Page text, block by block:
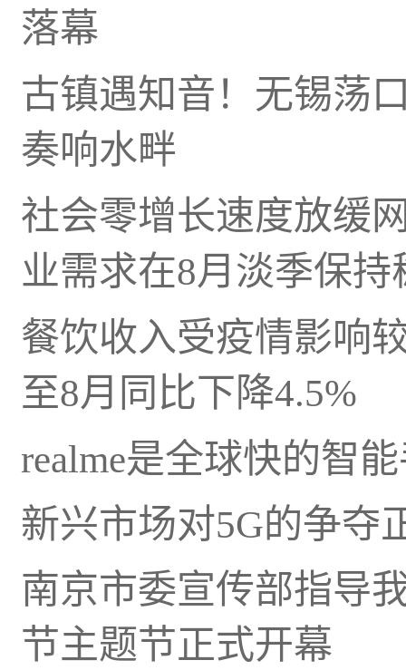
落幕
古镇遇知音！无锡荡
奏响水畔
社会零增长速度放缓
业需求在8月淡季保持
餐饮收入受疫情影响
至8月同比下降4.5%
realme是全球快的智
新兴市场对5G的争夺
南京市委宣传部指导
节主题节正式开幕